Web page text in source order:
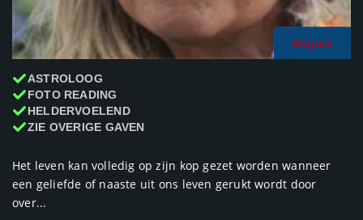
Mirjam
ASTROLOOG
FOTO READING
HELDERVOELEND
ZIE OVERIGE GAVEN
Het leven kan volledig op zijn kop gezet worden wanneer
een geliefde of naaste uit ons leven gerukt wordt door
over...